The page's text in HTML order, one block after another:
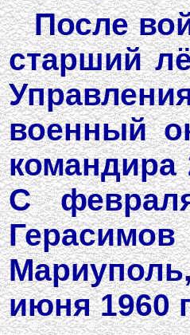
После
старший
военный
командира
С
июня 1960